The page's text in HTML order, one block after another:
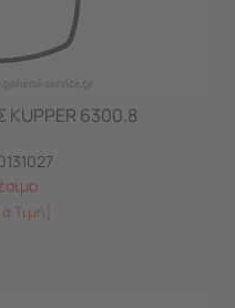
6300.8
Τιμή]